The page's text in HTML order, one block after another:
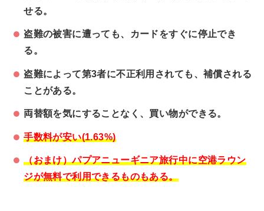
せる。
盗難の被害に遭っても、カードをすぐに停止でき
る。
盗難によって第3者に不正利用されても、補償される
ことがある。
両替額を気にすることなく、買い物ができる。
手数料が安い(1.63%)
（おまけ）パプアニューギニア旅行中に空港ラウン
ジが無料で利用できるものもある。